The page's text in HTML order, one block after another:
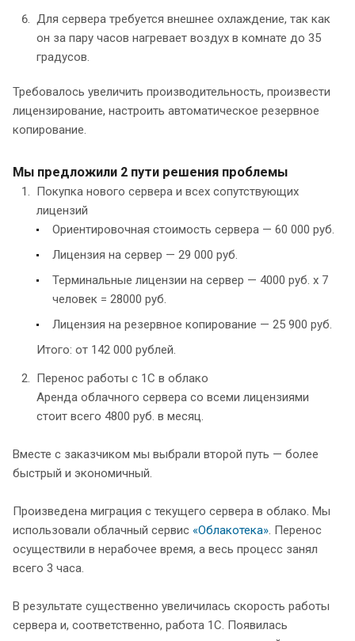
Для сервера требуется внешнее охлаждение, так как
он за пару часов нагревает воздух в комнате до 35
градусов.
Требовалось увеличить производительность, произвести
лицензирование, настроить автоматическое резервное
копирование.
Мы предложили 2 пути решения проблемы
Покупка нового сервера и всех сопутствующих
лицензий
Ориентировочная стоимость сервера — 60 000 руб.
Лицензия на сервер — 29 000 руб.
Терминальные лицензии на сервер — 4000 руб. х 7
человек = 28000 руб.
Лицензия на резервное копирование — 25 900 руб.
Итого: от 142 000 рублей.
Перенос работы с 1С в облако
Аренда облачного сервера со всеми лицензиями
стоит всего 4800 руб. в месяц.
Вместе с заказчиком мы выбрали второй путь — более
быстрый и экономичный.
Произведена миграция с текущего сервера в облако. Мы
использовали облачный сервис «Облакотека». Перенос
осуществили в нерабочее время, а весь процесс занял
всего 3 часа.
В результате существенно увеличилась скорость работы
сервера и, соответственно, работа 1С. Появилась